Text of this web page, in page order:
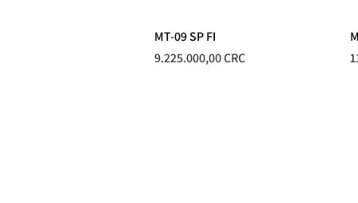
MT-09 SP FI
Precio
9.225.000,00 CRC